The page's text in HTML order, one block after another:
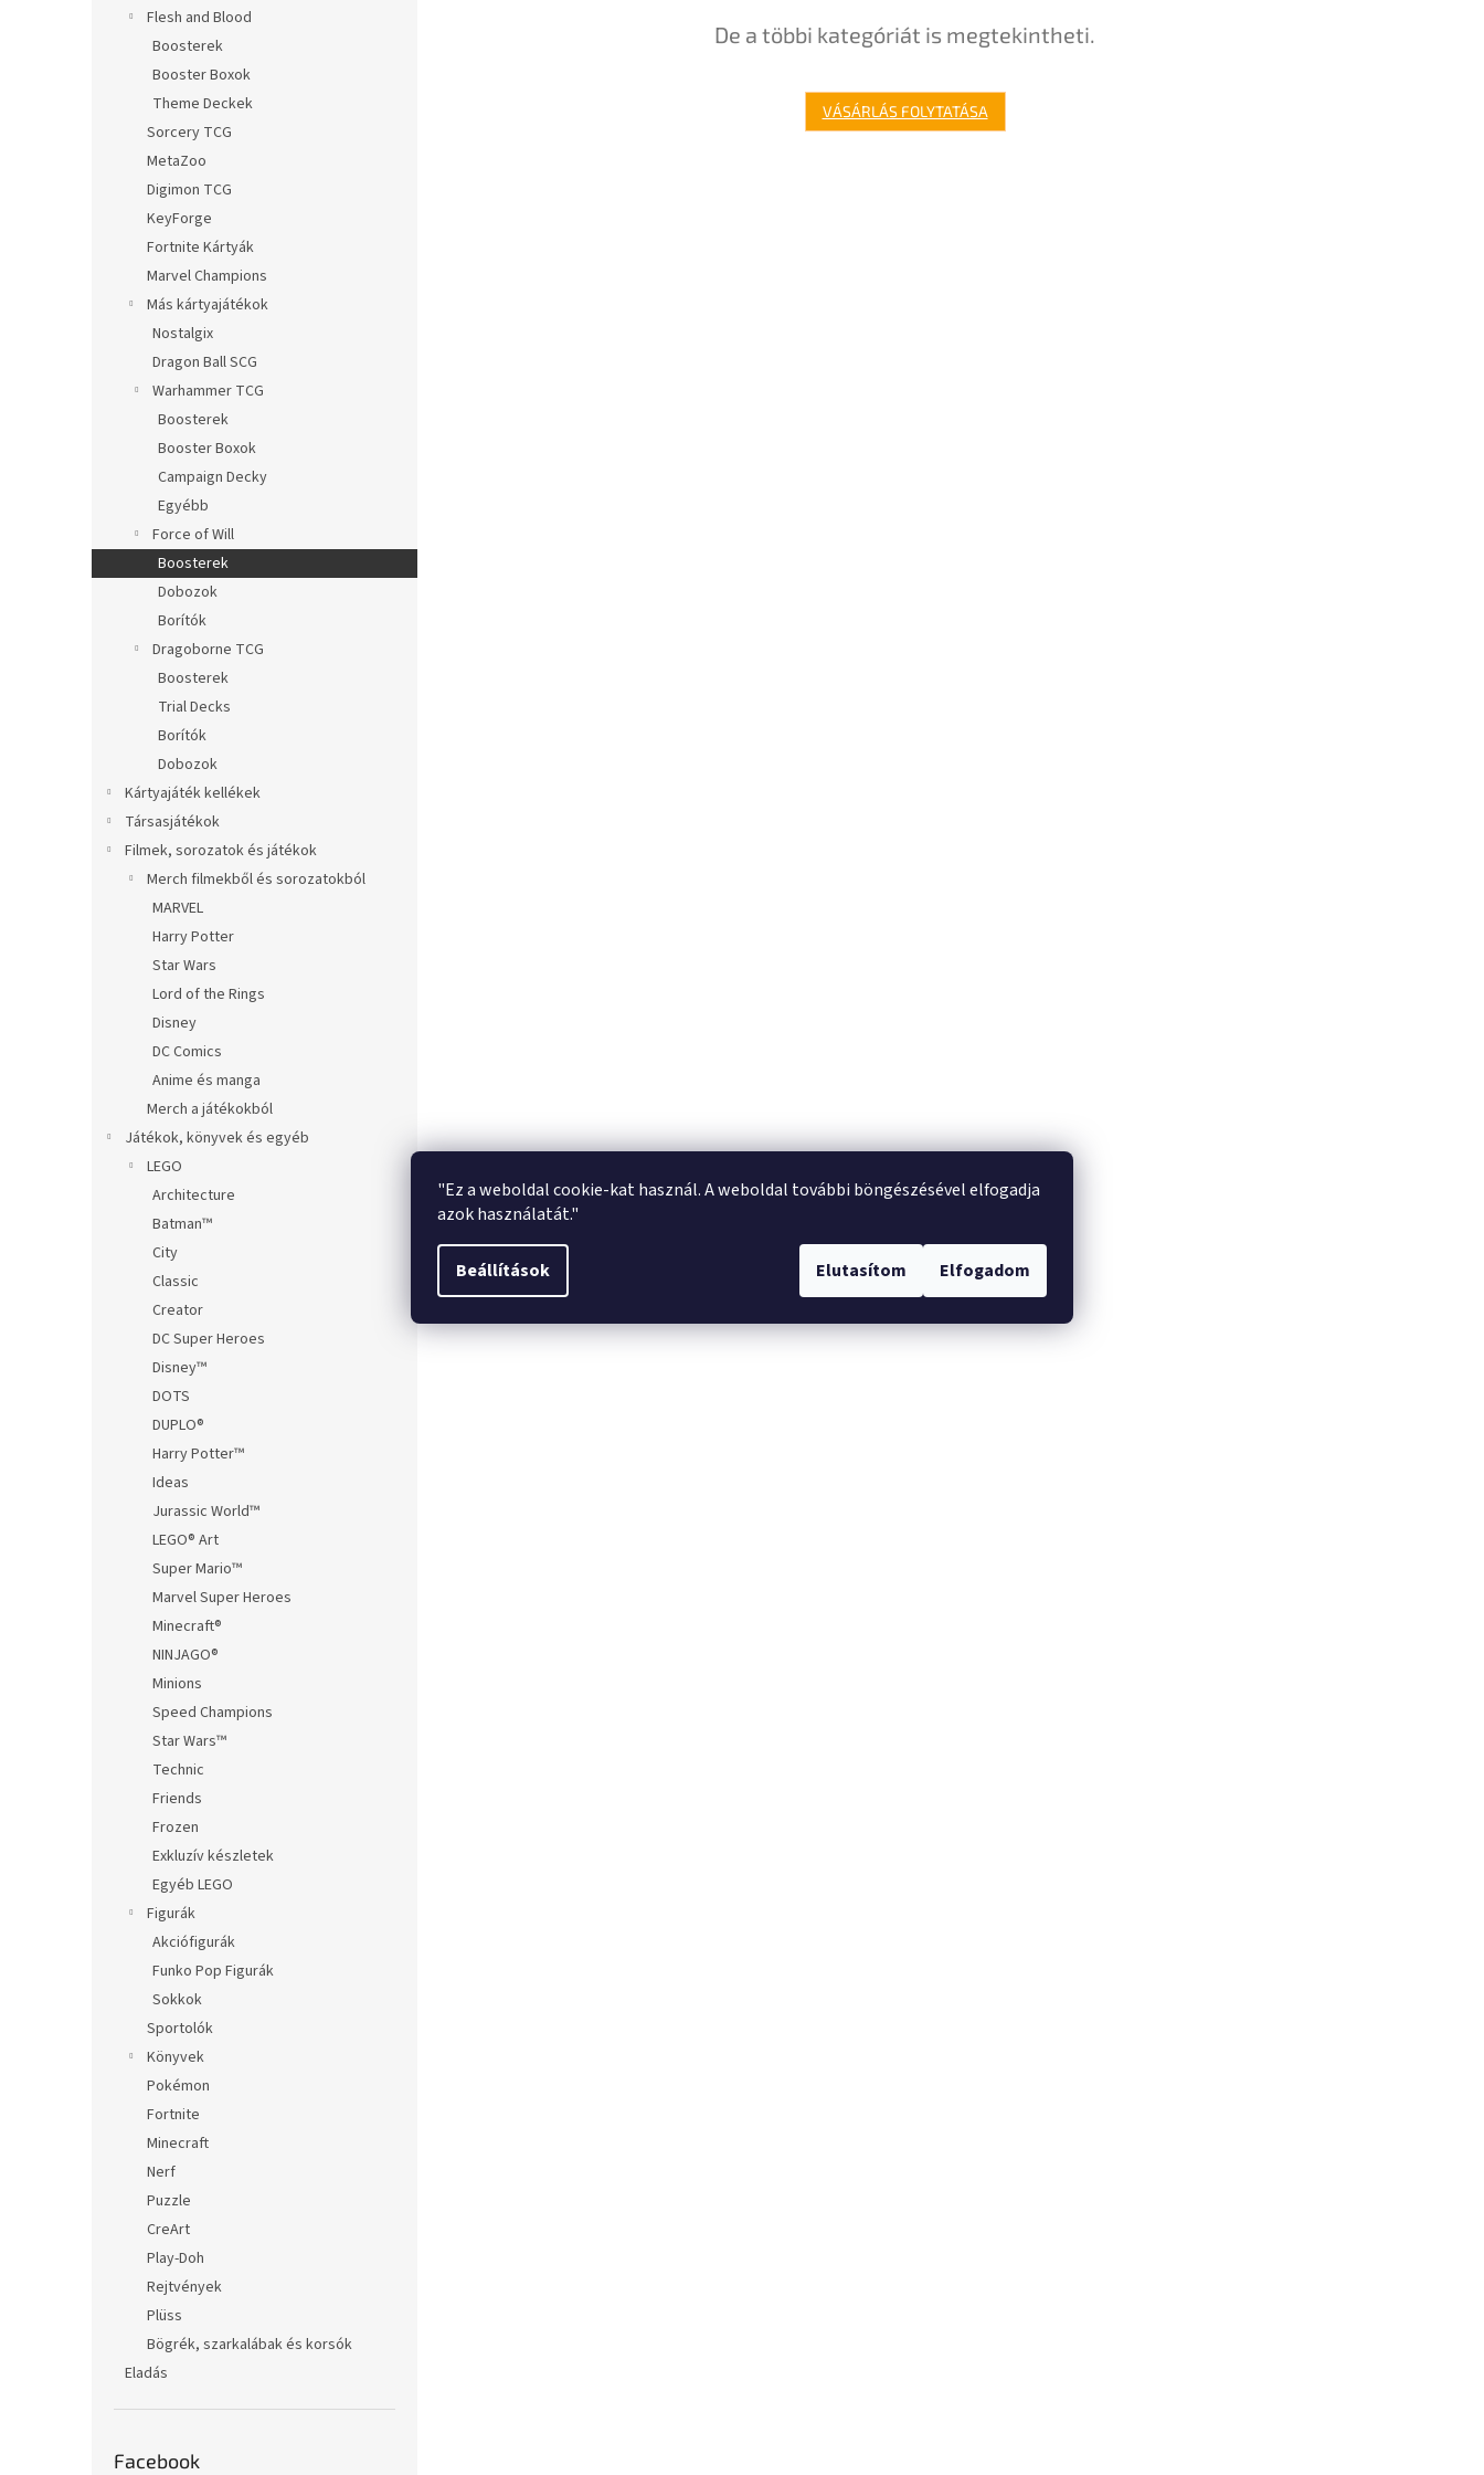
"Ez a weboldal cookie-kat használ. A weboldal további böngészésével elfogadja
azok használatát."
Beállítások Elutasítom Elfogadom
Flesh and Blood
Boosterek
Booster Boxok
Theme Deckek
Sorcery TCG
MetaZoo
Digimon TCG
KeyForge
Fortnite Kártyák
Marvel Champions
Más kártyajátékok
Nostalgix
Dragon Ball SCG
Warhammer TCG
Boosterek
Booster Boxok
Campaign Decky
Egyébb
Force of Will
Boosterek
Dobozok
Borítók
Dragoborne TCG
Boosterek
Trial Decks
Borítók
Dobozok
Kártyajáték kellékek
Társasjátékok
Filmek, sorozatok és játékok
Merch filmekből és sorozatokból
MARVEL
Harry Potter
Star Wars
Lord of the Rings
Disney
DC Comics
Anime és manga
Merch a játékokból
Játékok, könyvek és egyéb
LEGO
Architecture
Batman™
City
Classic
Creator
DC Super Heroes
Disney™
DOTS
DUPLO®
Harry Potter™
Ideas
Jurassic World™
LEGO® Art
Super Mario™
Marvel Super Heroes
Minecraft®
NINJAGO®
Minions
Speed Champions
Star Wars™
Technic
Friends
Frozen
Exkluzív készletek
Egyéb LEGO
Figurák
Akciófigurák
Funko Pop Figurák
Sokkok
Sportolók
Könyvek
Pokémon
Fortnite
Minecraft
Nerf
Puzzle
CreArt
Play-Doh
Rejtvények
Plüss
Bögrék, szarkalábak és korsók
Eladás
Facebook
De a többi kategóriát is megtekintheti.
VÁSÁRLÁS FOLYTATÁSA